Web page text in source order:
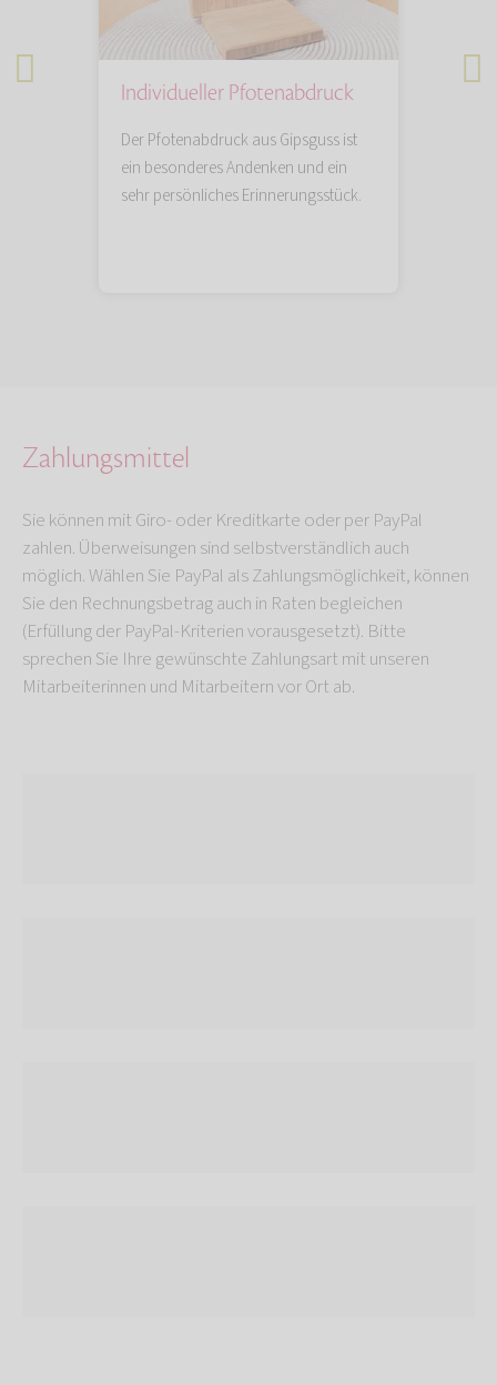
Individueller Pfotenabdruck
Der Pfotenabdruck aus Gipsguss ist
ein besonderes Andenken und ein
sehr persönliches Erinnerungsstück.
Zahlungsmittel
Sie können mit Giro- oder Kreditkarte oder per PayPal
zahlen. Überweisungen sind selbstverständlich auch
möglich. Wählen Sie PayPal als Zahlungsmöglichkeit, können
Sie den Rechnungsbetrag auch in Raten begleichen
(Erfüllung der PayPal-Kriterien vorausgesetzt). Bitte
sprechen Sie Ihre gewünschte Zahlungsart mit unseren
Mitarbeiterinnen und Mitarbeitern vor Ort ab.